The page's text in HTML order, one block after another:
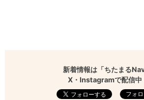
新着情報は「ちたまる
X・Instagramで配信中
フォ